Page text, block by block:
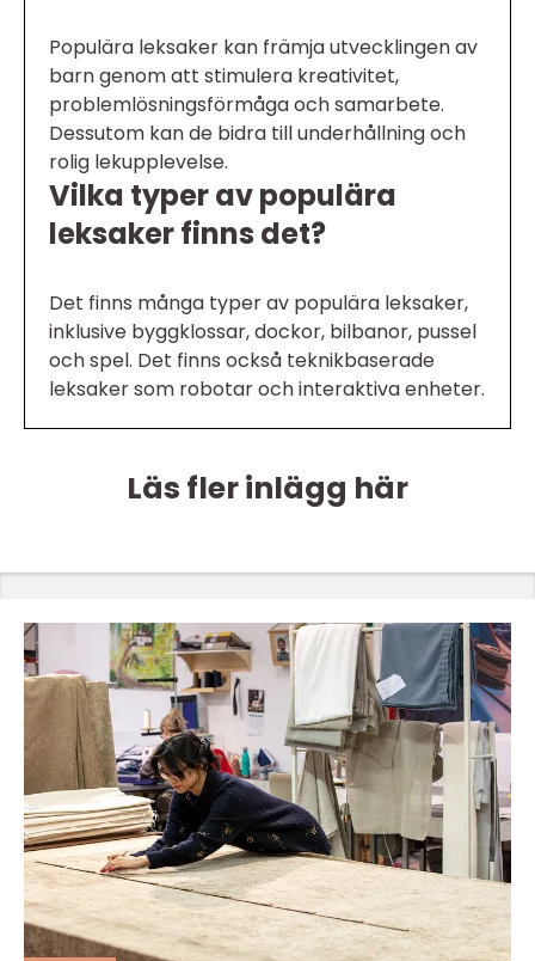
Populära leksaker kan främja utvecklingen av
barn genom att stimulera kreativitet,
problemlösningsförmåga och samarbete.
Dessutom kan de bidra till underhållning och
rolig lekupplevelse.
Vilka typer av populära
leksaker finns det?
Det finns många typer av populära leksaker,
inklusive byggklossar, dockor, bilbanor, pussel
och spel. Det finns också teknikbaserade
leksaker som robotar och interaktiva enheter.
Läs fler inlägg här